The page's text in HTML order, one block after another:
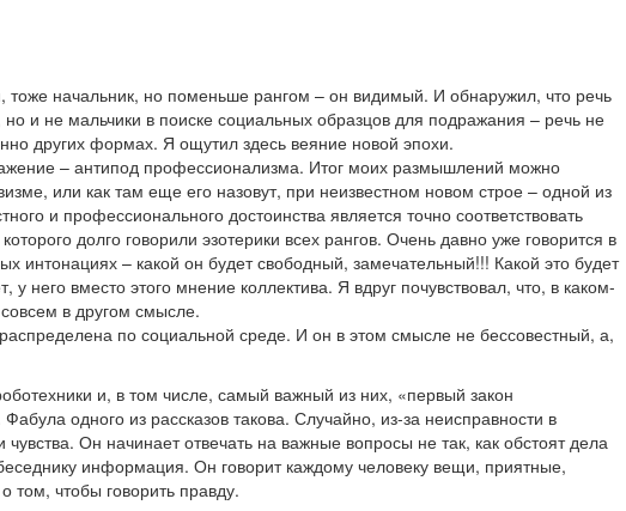
тоже начальник, но поменьше рангом – он видимый. И обнаружил, что речь
и не мальчики в поиске социальных образцов для подражания – речь не
других формах. Я ощутил здесь веяние новой эпохи.
– антипод профессионализма. Итог моих размышлений можно
или как там еще его назовут, при неизвестном новом строе – одной из
и профессионального достоинства является точно соответствовать
долго говорили эзотерики всех рангов. Очень давно уже говорится в
интонациях – какой он будет свободный, замечательный!!! Какой это будет
него вместо этого мнение коллектива. Я вдруг почувствовал, что, в каком-
в другом смысле.
по социальной среде. И он в этом смысле не бессовестный, а,
и, в том числе, самый важный из них, «первый закон
одного из рассказов такова. Случайно, из-за неисправности в
Он начинает отвечать на важные вопросы не так, как обстоят дела
информация. Он говорит каждому человеку вещи, приятные,
том, чтобы говорить правду.